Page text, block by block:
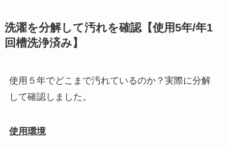
洗濯を分解して汚れを確認【使用5年/年1
回槽洗浄済み】
使用５年でどこまで汚れているのか？実際に分解
して確認しました。
使用環境